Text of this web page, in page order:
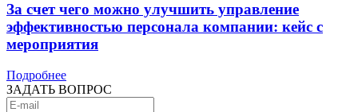
За счет чего можно улучшить управление
эффективностью персонала компании: кейс с
мероприятия
Подробнее
ЗАДАТЬ ВОПРОС